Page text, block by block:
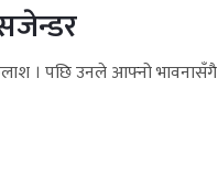
। पछि उनले आफ्नो भावनासँगै